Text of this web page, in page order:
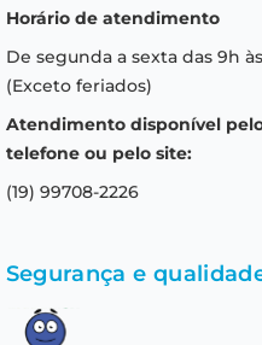
Horário de atendimento
De segunda a sexta das 9h
(Exceto feriados)
Atendimento disponível
telefone ou pelo site:
(19) 99708-2226
Segurança e